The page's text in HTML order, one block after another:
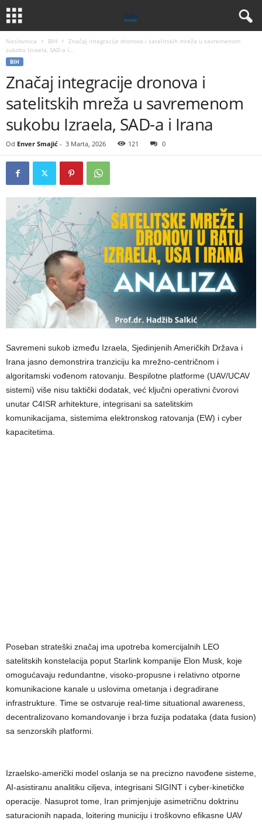
Naslovnica BIH
Značaj integracije dronova i satelitskih mreža u savremenom
sukobu Izraela, SAD-a i...
BIH
Značaj integracije dronova i
satelitskih mreža u savremenom
sukobu Izraela, SAD-a i Irana
Od Enver Smajić - 3 Marta, 2026 121 0
Savremeni sukob između Izraela, Sjedinjenih Američkih Država i
Irana jasno demonstrira tranziciju ka mrežno-centričnom i
algoritamski vođenom ratovanju. Bespilotne platforme (UAV/UCAV
sistemi) više nisu taktički dodatak, već ključni operativni čvorovi
unutar C4ISR arhitekture, integrisani sa satelitskim
komunikacijama, sistemima elektronskog ratovanja (EW) i cyber
kapacitetima.
Poseban strateški značaj ima upotreba komercijalnih LEO
satelitskih konstelacija poput Starlink kompanije Elon Musk, koje
omogućavaju redundantne, visoko-propusne i relativno otporne
komunikacione kanale u uslovima ometanja i degradirane
infrastrukture. Time se ostvaruje real-time situational awareness,
decentralizovano komandovanje i brza fuzija podataka (data fusion)
sa senzorskih platformi.
Izraelsko-američki model oslanja se na precizno navođene sisteme,
AI-asistiranu analitiku ciljeva, integrisani SIGINT i cyber-kinetičke
operacije. Nasuprot tome, Iran primjenjuje asimetričnu doktrinu
saturacionih napada, loitering municiju i troškovno efikasne UAV